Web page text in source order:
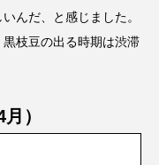
んだ、と感じました。
枝豆の出る時期は渋滞
月）